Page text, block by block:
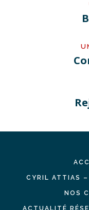
CYRIL ATTIAS –
NOS
ACTUALITÉ